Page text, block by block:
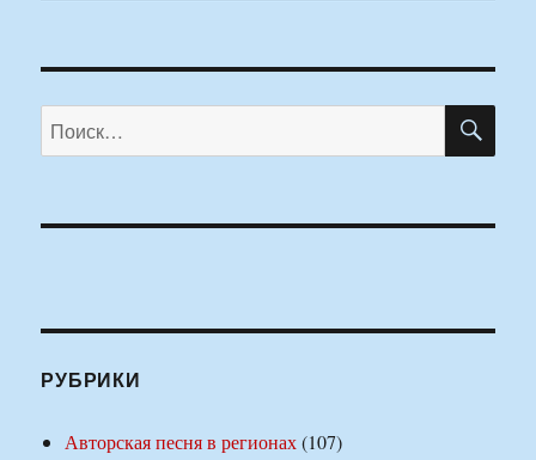
Искать:
РУБРИКИ
Авторская песня в регионах(107)